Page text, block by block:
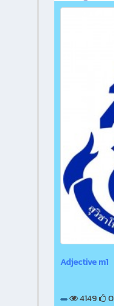
Adjective m1
4149 0